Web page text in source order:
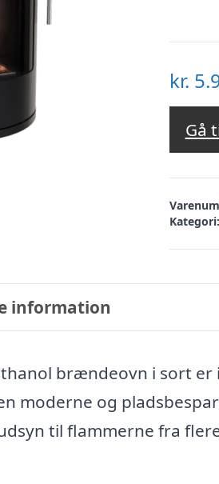
kr.
Gå
Kategori:
information
brændeovn i sort er
moderne og
til flammerne fra